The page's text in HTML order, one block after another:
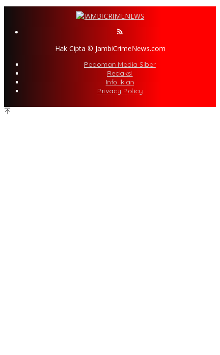
Hak Cipta © JambiCrimeNews.com
Pedoman Media Siber
Redaksi
Info Iklan
Privacy Policy